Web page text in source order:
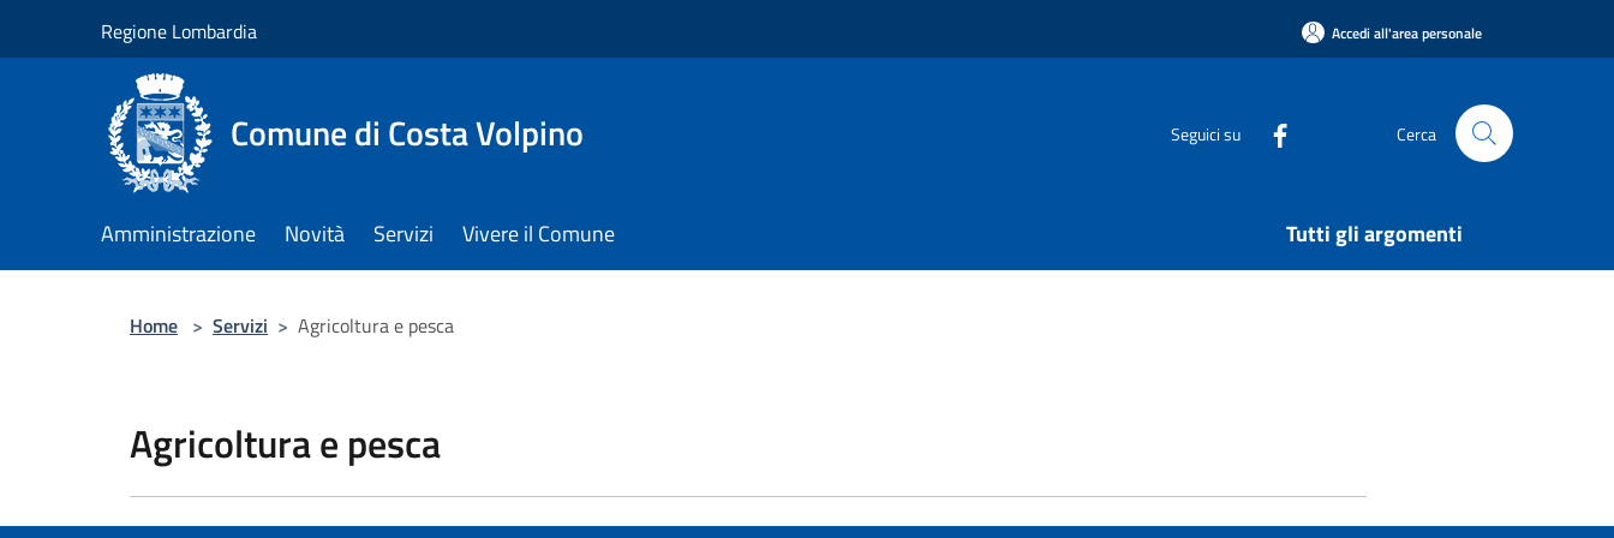
Regione Lombardia Accedi all'area personale
Comune di Costa Volpino Seguici su Cerca
Amministrazione Novità Servizi Vivere il Comune Tutti gli argomenti
Home > Servizi > Agricoltura e pesca
Agricoltura e pesca